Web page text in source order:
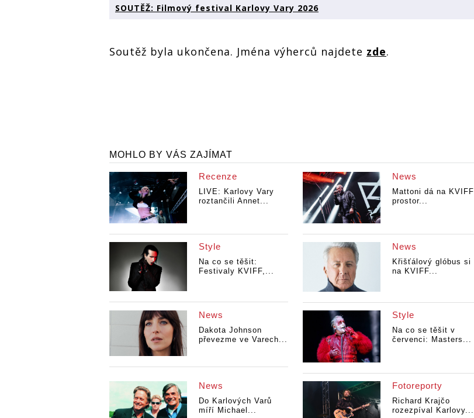
SOUTĚŽ: Filmový festival Karlovy Vary 2026
Soutěž byla ukončena. Jména výherců najdete zde.
MOHLO BY VÁS ZAJÍMAT
Recenze
LIVE: Karlovy Vary
roztančili Annet...
News
Mattoni dá na KVIFF
prostor...
Style
Na co se těšit:
Festivaly KVIFF,...
News
Křišťálový glóbus si
na KVIFF...
News
Dakota Johnson
převezme ve Varech...
Style
Na co se těšit v
červenci: Masters...
News
Do Karlových Varů
míří Michael...
Fotoreporty
Richard Krajčo
rozezpíval Karlovy...